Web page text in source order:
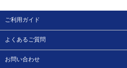
ご利用ガイド
よくあるご質問
お問い合わせ